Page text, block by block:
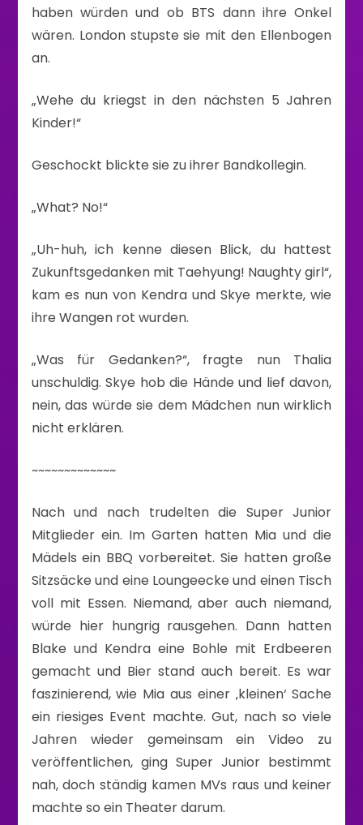
haben würden und ob BTS dann ihre Onkel
wären. London stupste sie mit den Ellenbogen
an.
„Wehe du kriegst in den nächsten 5 Jahren
Kinder!“
Geschockt blickte sie zu ihrer Bandkollegin.
„What? No!“
„Uh-huh, ich kenne diesen Blick, du hattest
Zukunftsgedanken mit Taehyung! Naughty girl“,
kam es nun von Kendra und Skye merkte, wie
ihre Wangen rot wurden.
„Was für Gedanken?“, fragte nun Thalia
unschuldig. Skye hob die Hände und lief davon,
nein, das würde sie dem Mädchen nun wirklich
nicht erklären.
~~~~~~~~~~~~~
Nach und nach trudelten die Super Junior
Mitglieder ein. Im Garten hatten Mia und die
Mädels ein BBQ vorbereitet. Sie hatten große
Sitzsäcke und eine Loungeecke und einen Tisch
voll mit Essen. Niemand, aber auch niemand,
würde hier hungrig rausgehen. Dann hatten
Blake und Kendra eine Bohle mit Erdbeeren
gemacht und Bier stand auch bereit. Es war
faszinierend, wie Mia aus einer ‚kleinen‘ Sache
ein riesiges Event machte. Gut, nach so viele
Jahren wieder gemeinsam ein Video zu
veröffentlichen, ging Super Junior bestimmt
nah, doch ständig kamen MVs raus und keiner
machte so ein Theater darum.